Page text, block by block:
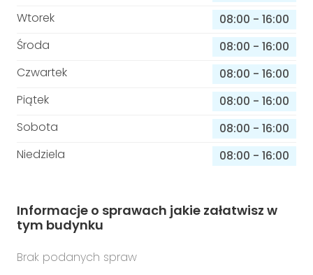
Wtorek
08:00 - 16:00
Środa
08:00 - 16:00
Czwartek
08:00 - 16:00
Piątek
08:00 - 16:00
Sobota
08:00 - 16:00
Niedziela
08:00 - 16:00
Informacje o sprawach jakie załatwisz w
tym budynku
Brak podanych spraw